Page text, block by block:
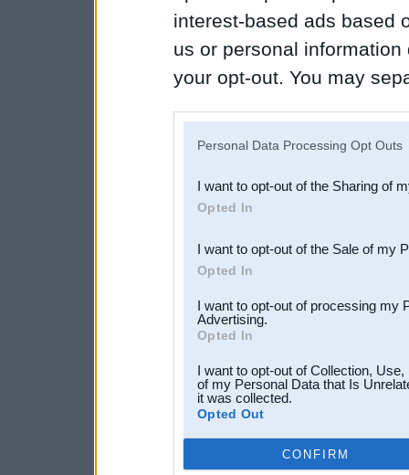
interest-based ads based
us or personal
your opt-out. You may
Downstream Participants
third parties.
Personal Data Processing Opt Outs
I want to opt-out of the Sharing of
Opted In
I want to opt-out of the Sale of my
Opted In
I want to opt-out of processing my
Advertising.
Opted In
I want to opt-out of Collection,
of my Personal Data that Is
it was collected.
Opted Out
CONFIRM